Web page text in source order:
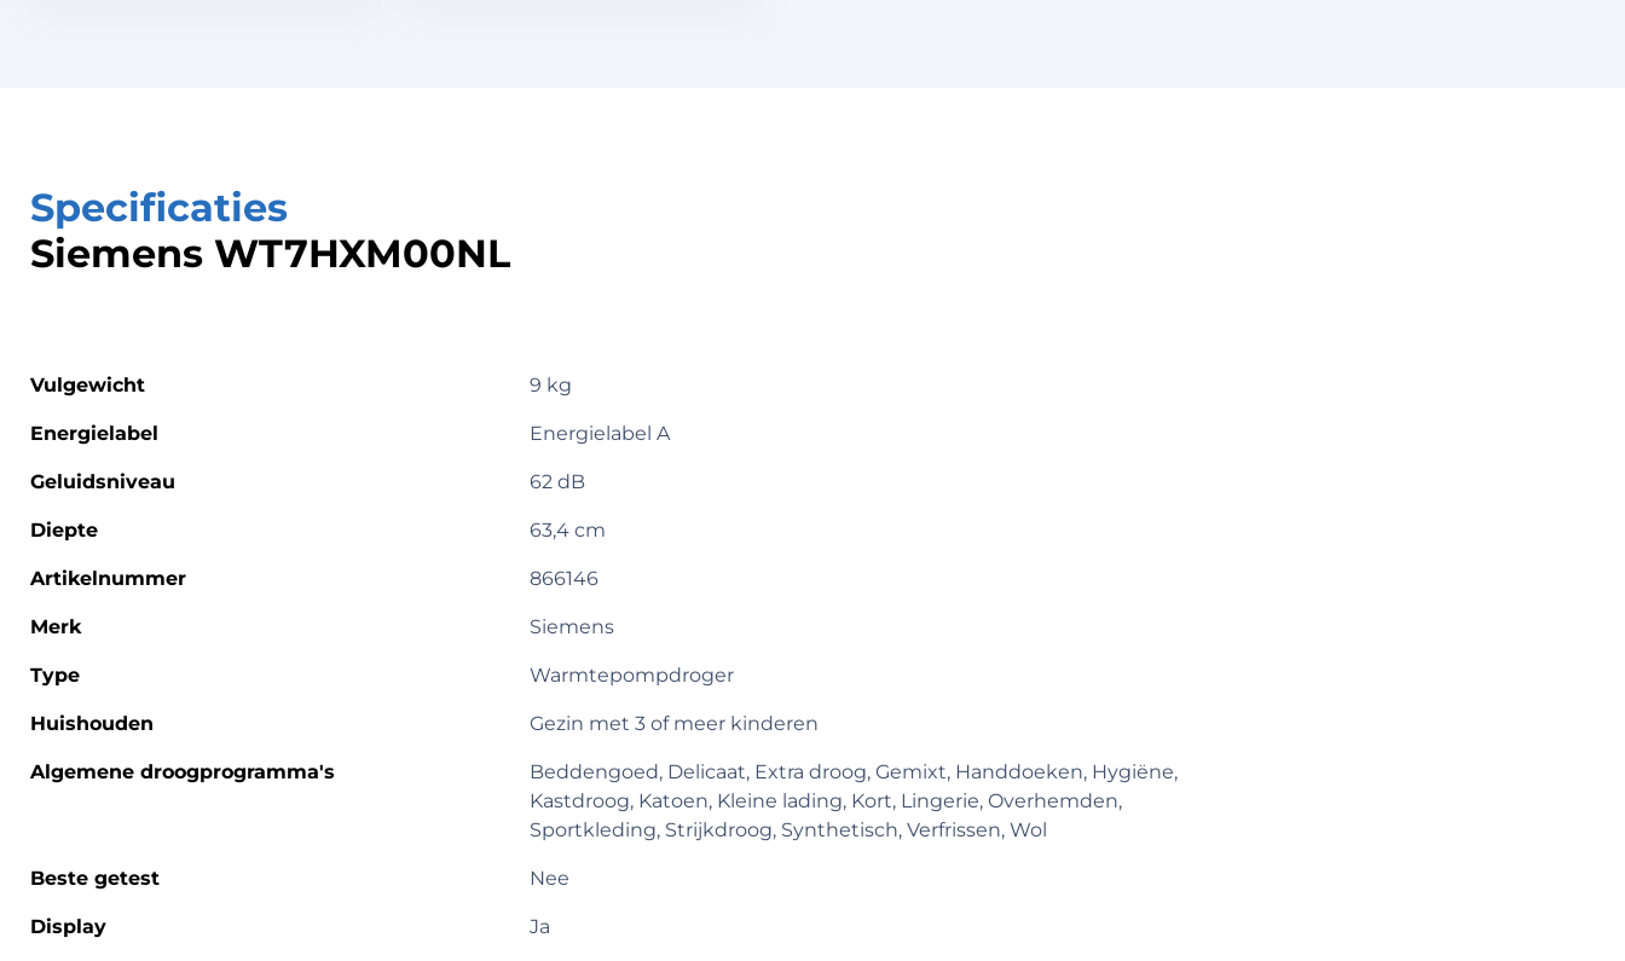
Specificaties
Siemens WT7HXM00NL
Vulgewicht 9 kg
Energielabel Energielabel A
Geluidsniveau 62 dB
Diepte 63,4 cm
Artikelnummer 866146
Merk Siemens
Type Warmtepompdroger
Huishouden Gezin met 3 of meer kinderen
Algemene droogprogramma's
Beddengoed, Delicaat, Extra droog, Gemixt, Handdoeken, Hygiëne,
Kastdroog, Katoen, Kleine lading, Kort, Lingerie, Overhemden,
Sportkleding, Strijkdroog, Synthetisch, Verfrissen, Wol
Beste getest Nee
Display Ja